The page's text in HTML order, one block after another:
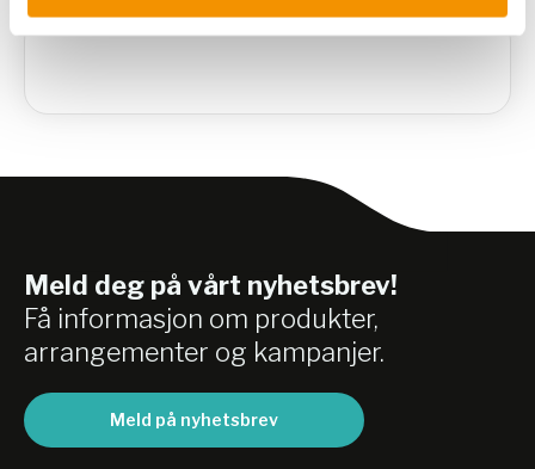
Meld deg på vårt nyhetsbrev!
Få informasjon om produkter,
arrangementer og kampanjer.
Meld på nyhetsbrev